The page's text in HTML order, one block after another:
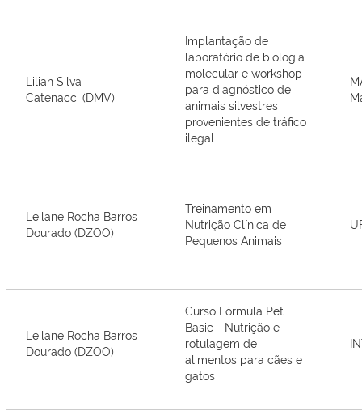
Lilian Silva
Catenacci (DMV)
Implantação de
laboratório de biologia
molecular e workshop
para diagnóstico de
animais silvestres
provenientes de tráfico
ilegal
Leilane Rocha Barros
Dourado (DZOO)
Treinamento em
Nutrição Clínica de
Pequenos Animais
Leilane Rocha Barros
Dourado (DZOO)
Curso Fórmula Pet
Basic - Nutrição e
rotulagem de
alimentos para cães e
gatos